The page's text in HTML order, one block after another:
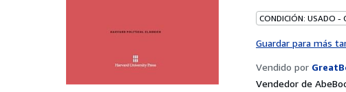
CONDICIÓN: USADO -
Guardar para más
Vendido por
Vendedor de